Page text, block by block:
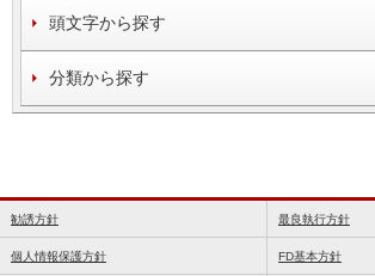
頭文字から探す
分類から探す
勧誘方針 最良執行方針
個人情報保護方針 FD基本方針